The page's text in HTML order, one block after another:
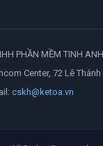
PHẦN MỀM TINH ANH
Center, 72 Lê Thánh
cskh@ketoa.vn